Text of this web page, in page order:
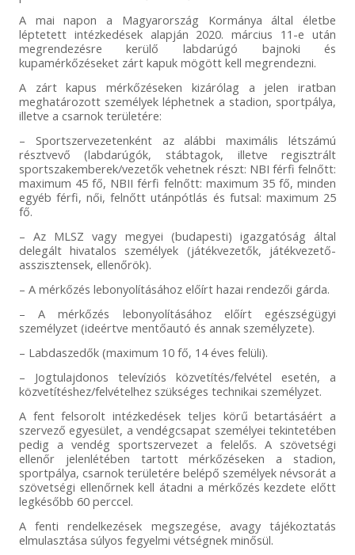
A mai napon a Magyarország Kormánya által életbe
léptetett intézkedések alapján 2020. március 11-e után
megrendezésre kerülő labdarúgó bajnoki és
kupamérkőzéseket zárt kapuk mögött kell megrendezni.
A zárt kapus mérkőzéseken kizárólag a jelen iratban
meghatározott személyek léphetnek a stadion, sportpálya,
illetve a csarnok területére:
– Sportszervezetenként az alábbi maximális létszámú
résztvevő (labdarúgók, stábtagok, illetve regisztrált
sportszakemberek/vezetők vehetnek részt: NBI férfi felnőtt:
maximum 45 fő, NBII férfi felnőtt: maximum 35 fő, minden
egyéb férfi, női, felnőtt utánpótlás és futsal: maximum 25
fő.
– Az MLSZ vagy megyei (budapesti) igazgatóság által
delegált hivatalos személyek (játékvezetők, játékvezető-
asszisztensek, ellenőrök).
– A mérkőzés lebonyolításához előírt hazai rendezői gárda.
– A mérkőzés lebonyolításához előírt egészségügyi
személyzet (ideértve mentőautó és annak személyzete).
– Labdaszedők (maximum 10 fő, 14 éves felüli).
– Jogtulajdonos televíziós közvetítés/felvétel esetén, a
közvetítéshez/felvételhez szükséges technikai személyzet.
A fent felsorolt intézkedések teljes körű betartásáért a
szervező egyesület, a vendégcsapat személyei tekintetében
pedig a vendég sportszervezet a felelős. A szövetségi
ellenőr jelenlétében tartott mérkőzéseken a stadion,
sportpálya, csarnok területére belépő személyek névsorát a
szövetségi ellenőrnek kell átadni a mérkőzés kezdete előtt
legkésőbb 60 perccel.
A fenti rendelkezések megszegése, avagy tájékoztatás
elmulasztása súlyos fegyelmi vétségnek minősül.